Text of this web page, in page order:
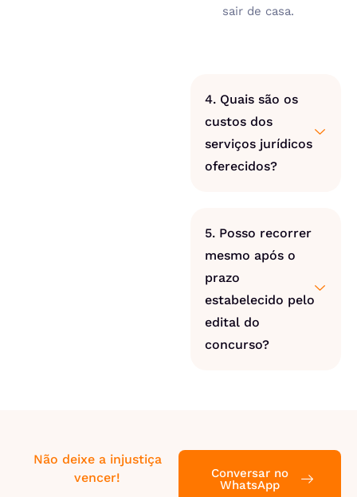
sair de casa.
4. Quais são os
custos dos
serviços jurídicos
oferecidos?
5. Posso recorrer
mesmo após o
prazo
estabelecido pelo
edital do
concurso?
Não deixe a injustiça
vencer!
Conversar no
WhatsApp